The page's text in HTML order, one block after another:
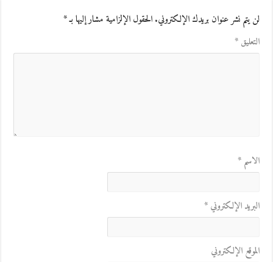
لن يتم نشر عنوان بريدك الإلكتروني.الحقول الإلزامية مشار إليها بـ*
التعليق*
الاسم*
البريد الإلكتروني*
الموقع الإلكتروني